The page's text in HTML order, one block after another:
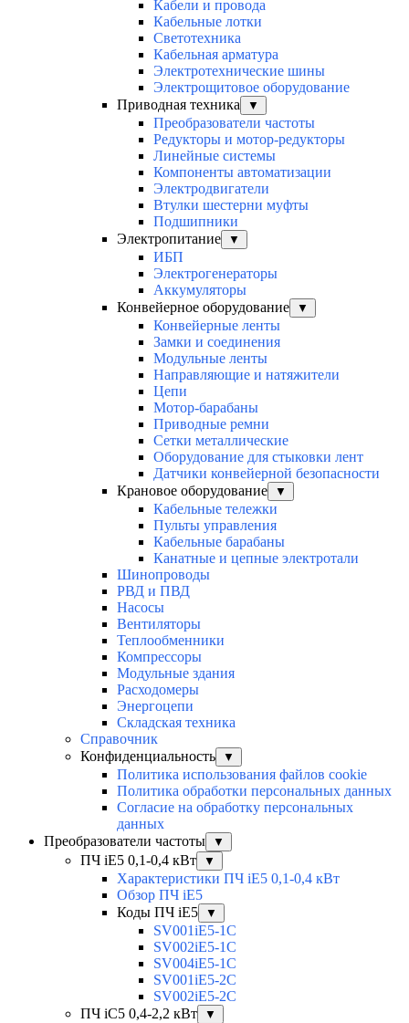
Кабели и провода
Кабельные лотки
Светотехника
Кабельная арматура
Электротехнические шины
Электрощитовое оборудование
Приводная техника
▼
Преобразователи частоты
Редукторы и мотор-редукторы
Линейные системы
Компоненты автоматизации
Электродвигатели
Втулки шестерни муфты
Подшипники
Электропитание
▼
ИБП
Электрогенераторы
Аккумуляторы
Конвейерное оборудование
▼
Конвейерные ленты
Замки и соединения
Модульные ленты
Направляющие и натяжители
Цепи
Мотор-барабаны
Приводные ремни
Сетки металлические
Оборудование для стыковки лент
Датчики конвейерной безопасности
Крановое оборудование
▼
Кабельные тележки
Пульты управления
Кабельные барабаны
Канатные и цепные электротали
Шинопроводы
РВД и ПВД
Насосы
Вентиляторы
Теплообменники
Компрессоры
Модульные здания
Расходомеры
Энергоцепи
Складская техника
Справочник
Конфиденциальность
▼
Политика использования файлов cookie
Политика обработки персональных данных
Согласие на обработку персональных
данных
Преобразователи частоты
▼
ПЧ iE5 0,1-0,4 кВт ▼
Характеристики ПЧ iE5 0,1-0,4 кВт
Обзор ПЧ iE5
Коды ПЧ iE5
▼
SV001iE5-1C
SV002iE5-1C
SV004iE5-1C
SV001iE5-2C
SV002iE5-2C
ПЧ iC5 0,4-2,2 кВт
▼